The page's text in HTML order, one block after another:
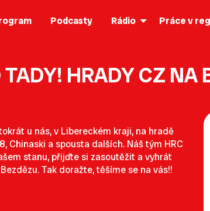
Podcasty Rádio Práce v
HRADY CZ NA
u nás, v Libereckém kraji, na hradě
Chinaski a spousta dalších. Náš tým HRC
stanu, přijďte si zasoutěžit a vyhrát
Tak doražte, těšíme se na vás!!